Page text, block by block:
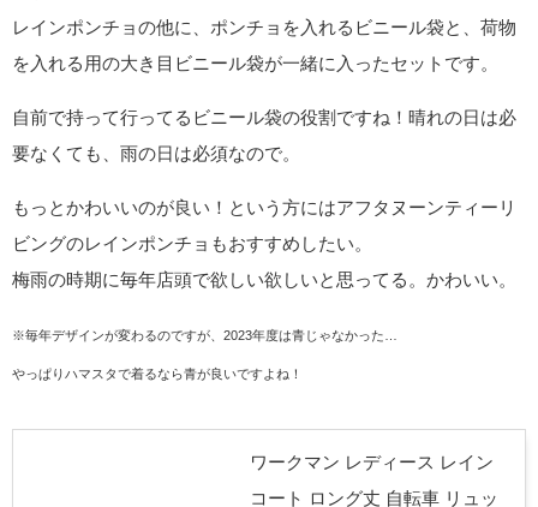
レインポンチョの他に、ポンチョを入れるビニール袋と、荷物
を入れる用の大き目ビニール袋が一緒に入ったセットです。
自前で持って行ってるビニール袋の役割ですね！晴れの日は必
要なくても、雨の日は必須なので。
もっとかわいいのが良い！という方にはアフタヌーンティーリ
ビングのレインポンチョもおすすめしたい。
梅雨の時期に毎年店頭で欲しい欲しいと思ってる。かわいい。
※毎年デザインが変わるのですが、2023年度は青じゃなかった…
やっぱりハマスタで着るなら青が良いですよね！
ワークマン レディース レイン
コート ロング丈 自転車 リュッ